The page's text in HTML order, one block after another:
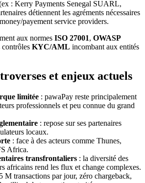
: Kerry Payments Senegal SUARL,
détiennent les agréments nécessaires
payement service providers.
aux normes ISO 27001, OWASP
contrôles KYC/AML incombant aux entités
et enjeux actuels
limitée : pawaPay reste principalement
professionnels et peu connue du grand
: repose sur ses partenaires
locaux.
: face à des acteurs comme Thunes,
Africa.
transfrontaliers : la diversité des
africains rend les flux et change complexes.
M transactions par jour, zéro chargeback,